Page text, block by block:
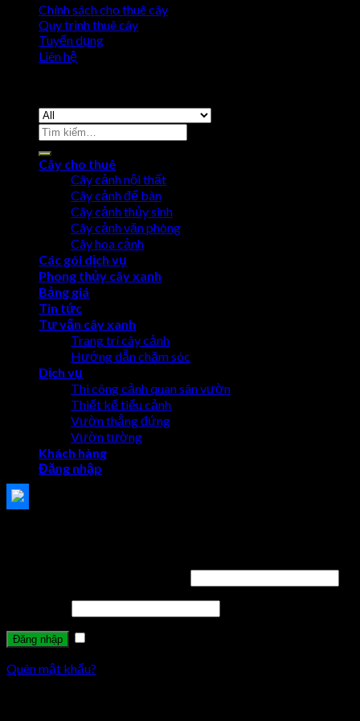
Chính sách cho thuê cây
Quy trình thuê cây
Tuyển dụng
Liên hệ
Cây cho thuê
Cây cảnh nội thất
Cây cảnh để bàn
Cây cảnh thủy sinh
Cây cảnh văn phòng
Cây hoa cảnh
Các gói dịch vụ
Phong thủy cây xanh
Bảng giá
Tin tức
Tư vấn cây xanh
Trang trí cây cảnh
Hướng dẫn chăm sóc
Dịch vụ
Thi công cảnh quan sân vườn
Thiết kế tiểu cảnh
Vườn thẳng đứng
Vườn tường
Khách hàng
Đăng nhập
Quên mật khẩu?